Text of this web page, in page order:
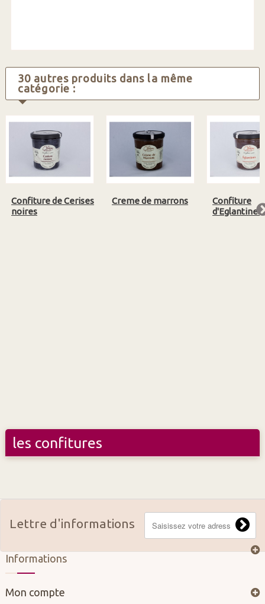
30 autres produits dans la même
catégorie :
Confiture de Cerises
noires
Creme de marrons
Confiture
d'Eglantines
les confitures
Lettre d'informations
Informations
Mon compte